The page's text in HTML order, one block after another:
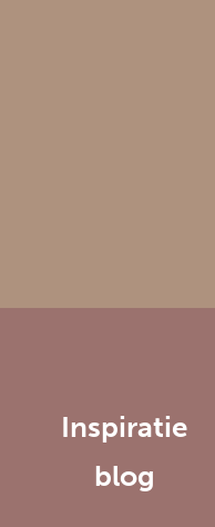
Inspiratie
blog